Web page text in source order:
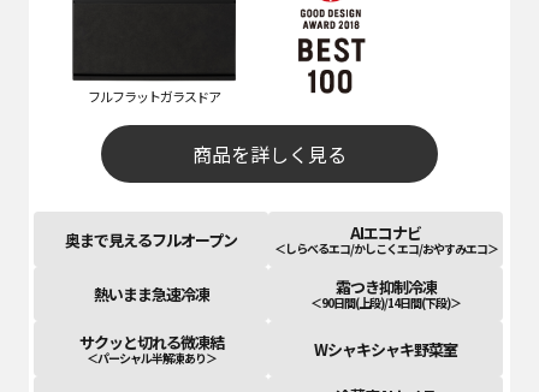
フルフラットガラスドア
商品を詳しく見る
奥まで見えるフルオープン AIエコナビ
＜しらべるエコ/かしこくエコ/おやすみエコ＞
熱いまま急速冷凍 霜つき抑制冷凍
＜90日間(上段)/14日間(下段)＞
サクッと切れる微凍結
＜パーシャル半解凍あり＞ Wシャキシャキ野菜室